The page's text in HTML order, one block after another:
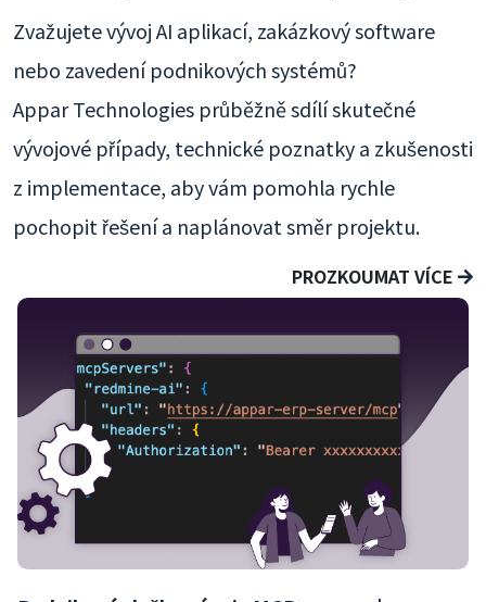
Zvažujete vývoj AI aplikací, zakázkový software
nebo zavedení podnikových systémů?
Appar Technologies průběžně sdílí skutečné
vývojové případy, technické poznatky a zkušenosti
z implementace, aby vám pomohla rychle
pochopit řešení a naplánovat směr projektu.
PROZKOUMAT VÍCE